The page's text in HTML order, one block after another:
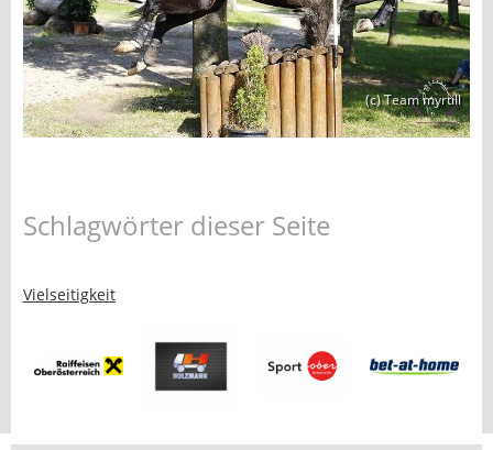
(c) Team myrtill
Schlagwörter dieser Seite
Vielseitigkeit